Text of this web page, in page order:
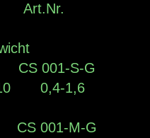
Art.Nr.
CS 001-S-G
0,4-1,6
CS 001-M-G